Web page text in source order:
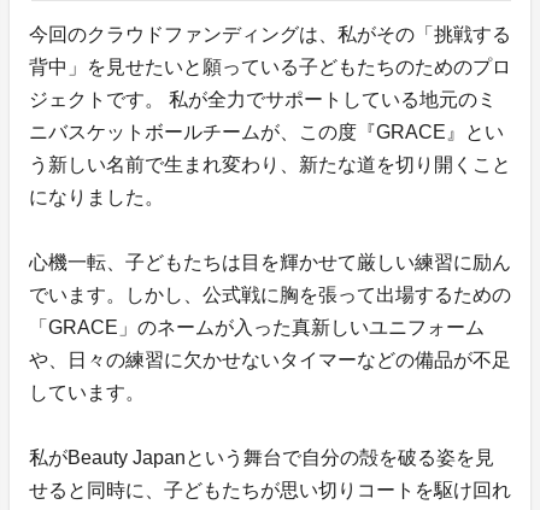
今回のクラウドファンディングは、私がその「挑戦する
背中」を見せたいと願っている子どもたちのためのプロ
ジェクトです。 私が全力でサポートしている地元のミ
ニバスケットボールチームが、この度『GRACE』とい
う新しい名前で生まれ変わり、新たな道を切り開くこと
になりました。
心機一転、子どもたちは目を輝かせて厳しい練習に励ん
でいます。しかし、公式戦に胸を張って出場するための
「GRACE」のネームが入った真新しいユニフォーム
や、日々の練習に欠かせないタイマーなどの備品が不足
しています。
私がBeauty Japanという舞台で自分の殻を破る姿を見
せると同時に、子どもたちが思い切りコートを駆け回れ